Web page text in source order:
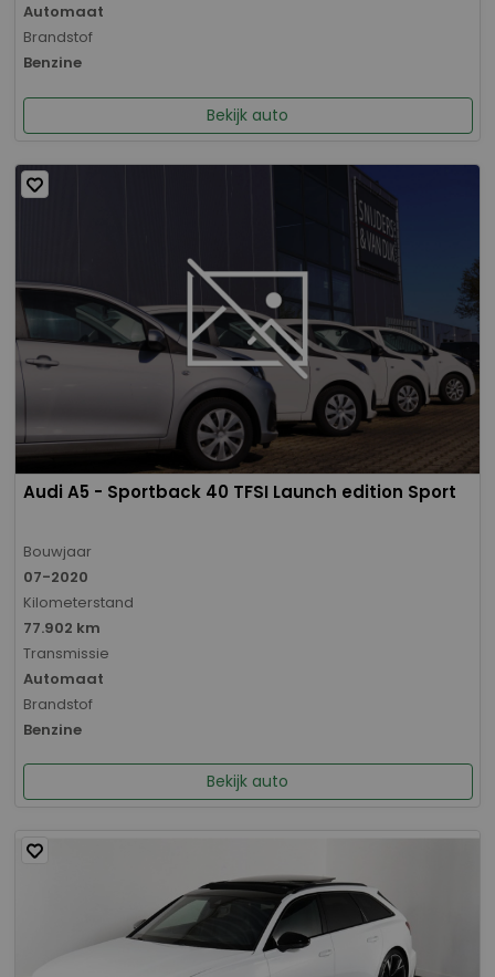
Automaat
Brandstof
Benzine
Bekijk auto
Audi A5 - Sportback 40 TFSI Launch edition Sport
Bouwjaar
07-2020
Kilometerstand
77.902 km
Transmissie
Automaat
Brandstof
Benzine
Bekijk auto